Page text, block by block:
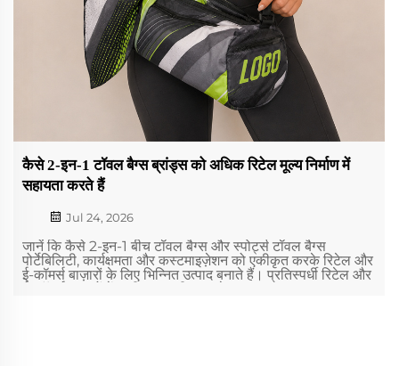
कैसे 2-इन-1 टॉवल बैग्स ब्रांड्स को अधिक रिटेल मूल्य निर्माण में
सहायता करते हैं
Jul 24, 2026
जानें कि कैसे 2-इन-1 बीच टॉवल बैग्स और स्पोर्ट्स टॉवल बैग्स
पोर्टेबिलिटी, कार्यक्षमता और कस्टमाइज़ेशन को एकीकृत करके रिटेल और
ई-कॉमर्स बाज़ारों के लिए भिन्नित उत्पाद बनाते हैं। प्रतिस्पर्धी रिटेल और